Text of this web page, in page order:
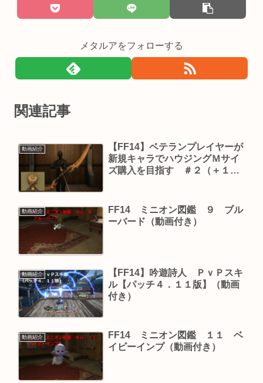
メタルアをフォローする
関連記事
動画紹介
【FF14】ベテランプレイヤーが
新規キャラでハウジングＭサイ
ズ購入を目指す ＃２（＋１５
動画紹介
FF14 ミニオン図鑑 ９ ブル
ーバード（動画付き）
動画紹介
【FF14】吟遊詩人 ＰｖＰスキ
ル【パッチ４．１１版】（動画
付き）
動画紹介
FF14 ミニオン図鑑 １１ ベ
イビーインプ（動画付き）